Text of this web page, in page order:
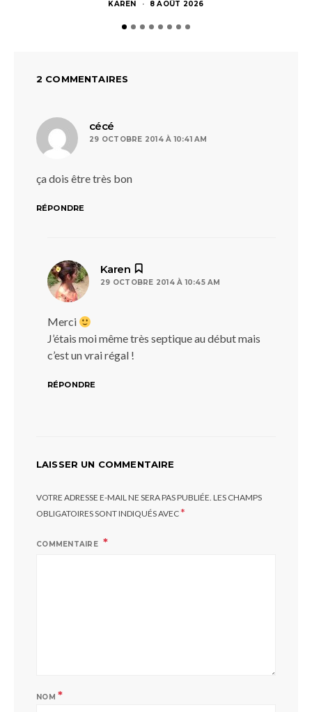
KAREN 8 AOÛT 2026
2 COMMENTAIRES
cécé
29 OCTOBRE 2014 À 10:41 AM
ça dois être très bon
RÉPONDRE
Karen
29 OCTOBRE 2014 À 10:45 AM
Merci
J’étais moi même très septique au début mais
c’est un vrai régal !
RÉPONDRE
LAISSER UN COMMENTAIRE
VOTRE ADRESSE E-MAIL NE SERA PAS PUBLIÉE. LES CHAMPS
OBLIGATOIRES SONT INDIQUÉS AVEC*
COMMENTAIRE
NOM *